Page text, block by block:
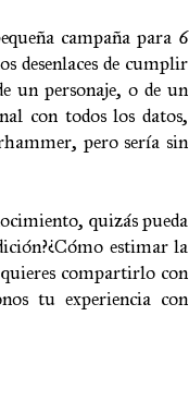
campaña para 6
desenlaces de cumplir
un personaje, o de un
con todos los datos,
pero sería sin
quizás pueda
estimar la
compartirlo con
tu experiencia con